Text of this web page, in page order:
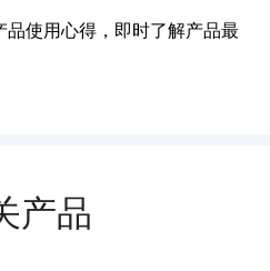
使用心得，即时了解产品最
产品